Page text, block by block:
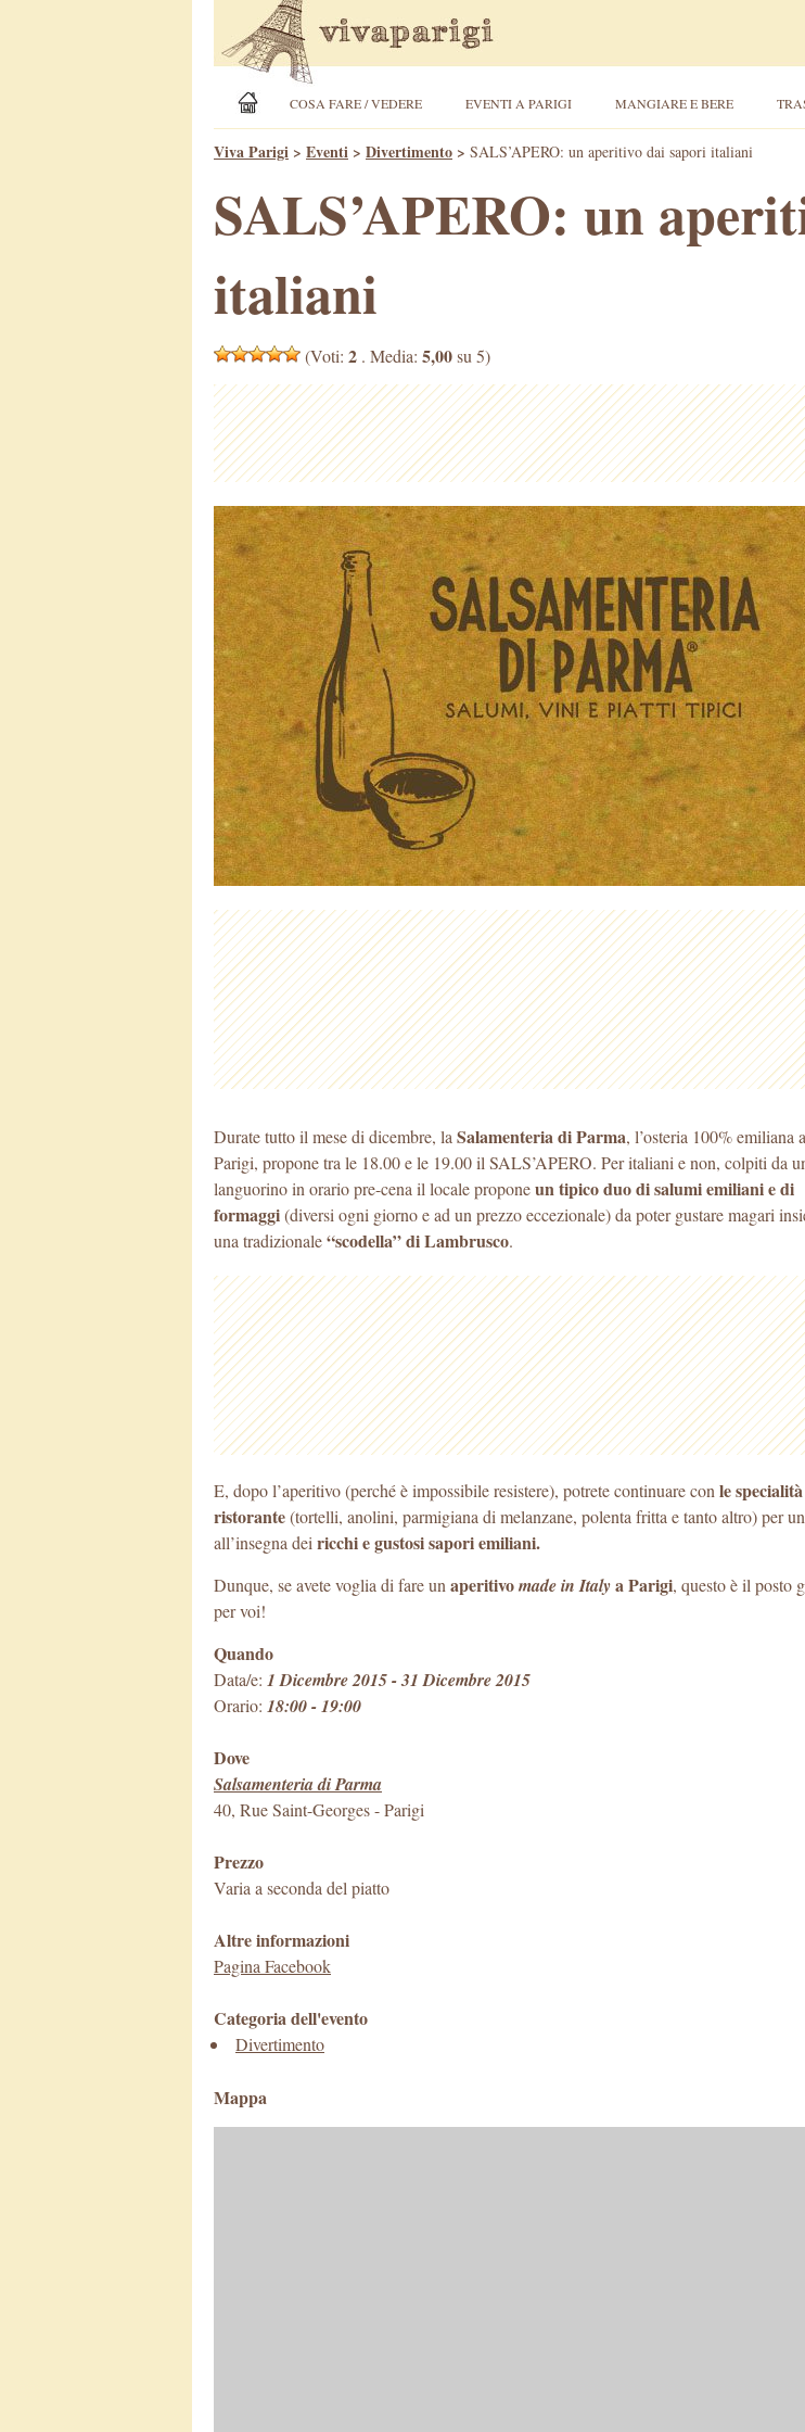
COSA FARE / VEDERE EVENTI A PARIGI MANGIARE E BERE
Viva Parigi > Eventi > Divertimento > SALS’APERO: un aperitivo dai sapori italiani
SALS’APERO: un
italiani
(Voti: 2 . Media: 5,00su 5)
Durate tutto il mese di dicembre, la Salamenteria di Parma, l’osteria 100% emiliana a
Parigi, propone tra le 18.00 e le 19.00 il SALS’APERO. Per italiani e non, colpiti da
languorino in orario pre-cena il locale proponeun tipico duo di salumi emiliani e di
formaggi(diversi ogni giorno e ad un prezzo eccezionale) da poter gustare magari
una tradizionale“scodella” di Lambrusco.
E, dopo l’aperitivo (perché è impossibile resistere), potrete continuare con le
ristorante(tortelli, anolini, parmigiana di melanzane, polenta fritta e tanto altro) per
all’insegna dei ricchi e gustosi sapori emiliani.
Dunque, se avete voglia di fare un aperitivomade in Italya Parigi, questo è il posto
per voi!
Quando
Data/e: 1 Dicembre 2015 - 31 Dicembre 2015
Orario: 18:00 - 19:00
Dove
Salsamenteria di Parma
40, Rue Saint-Georges-Parigi
Prezzo
Varia a seconda del piatto
Altre informazioni
Pagina Facebook
Categoria dell'evento
Divertimento
Mappa